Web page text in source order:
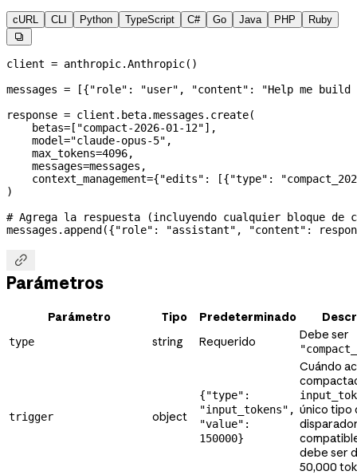
cURL CLI Python TypeScript C# Go Java PHP Ruby

client = anthropic.Anthropic()
messages = [{"role" : "user" , "content" :
"Help me build
response = client.beta.messages.create(
    betas
= [ "compact-2026-01-12"],
    model
="claude-opus-5" ,
    max_tokens
=4096,
    messages
=messages,
    context_management
={"edits" : [{"type" :
)
# Agrega la respuesta (incluyendo cualquier bloque de
messages.append({"role" : "assistant" , "content" :

Parámetros
Parámetro Tipo Predeterminado
type string Requerido Debe ser
trigger object
{"type":
"input_tokens",
"value":
150000}
Cuándo
único tipo
debe ser
50,000